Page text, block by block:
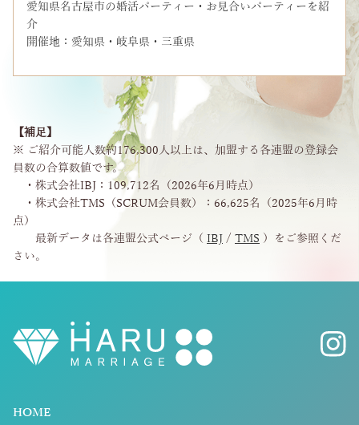
愛知県名古屋市の婚活パーティー・お見合いパーティーを紹
介
開催地：愛知県・岐阜県・三重県
【補足】
※ ご紹介可能人数約176,300人以上は、加盟する各連盟の登録会
員数の合算数値です。
・株式会社IBJ：109,712名（2026年6月時点）
・株式会社TMS（SCRUM会員数）：66,625名（2025年6月時
点）
最新データは各連盟公式ページ（ IBJ / TMS ）をご参照くだ
さい。
HOME